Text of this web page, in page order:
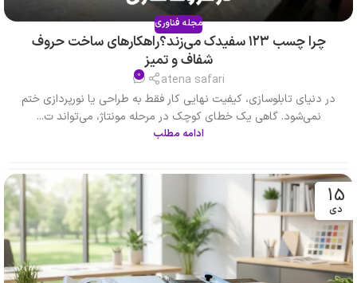
مجله فناوری
چرا چسب ۱۲۳ سفیدک می‌زند؟راهکارهای ساخت حروف
شفاف و تمیز
atena safari
0
در دنیای تابلوسازی، کیفیت نهایی کار فقط به طراحی یا نورپردازی ختم
نمی‌شود. گاهی یک خطای کوچک در مرحله مونتاژ، می‌تواند ت...
ادامه مطلب
15
دی